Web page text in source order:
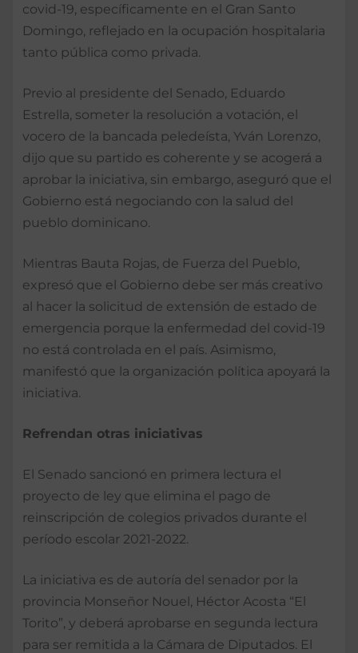
covid-19, específicamente en el Gran Santo
Domingo, reflejado en la ocupación hospitalaria
tanto pública como privada.
Previo al presidente del Senado, Eduardo
Estrella, someter la resolución a votación, el
vocero de la bancada peledeísta, Yván Lorenzo,
dijo que su partido es coherente y se acogerá a
aprobar la iniciativa, sin embargo, aseguró que el
Gobierno está negociando con la salud del
pueblo dominicano.
Mientras Bauta Rojas, de Fuerza del Pueblo,
expresó que el Gobierno debe ser más creativo
al hacer la solicitud de extensión de estado de
emergencia porque la enfermedad del covid-19
no está controlada en el país. Asimismo,
manifestó que la organización política apoyará la
iniciativa.
Refrendan otras iniciativas
El Senado sancionó en primera lectura el
proyecto de ley que elimina el pago de
reinscripción de colegios privados durante el
período escolar 2021-2022.
La iniciativa es de autoría del senador por la
provincia Monseñor Nouel, Héctor Acosta “El
Torito”, y deberá aprobarse en segunda lectura
para ser remitida a la Cámara de Diputados. El